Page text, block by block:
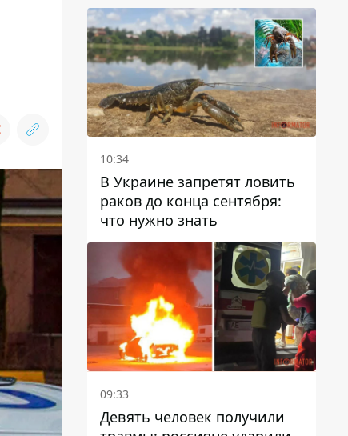
10:34
В Украине запретят ловить
раков до конца сентября:
что нужно знать
09:33
Девять человек получили